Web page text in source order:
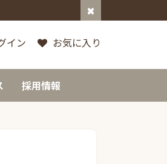
イン お気に入り
採用情報